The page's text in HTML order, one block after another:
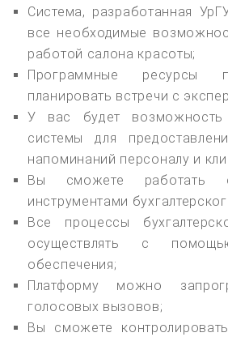
Система, разработанная
все необходимые
работой салона красоты;
Программные ресурсы
планировать встречи с
У вас будет возможность
системы для
напоминаний персоналу и
Вы сможете работать
инструментами
Все процессы
осуществлять с
обеспечения;
Платформу можно
голосовых вызовов;
Вы сможете